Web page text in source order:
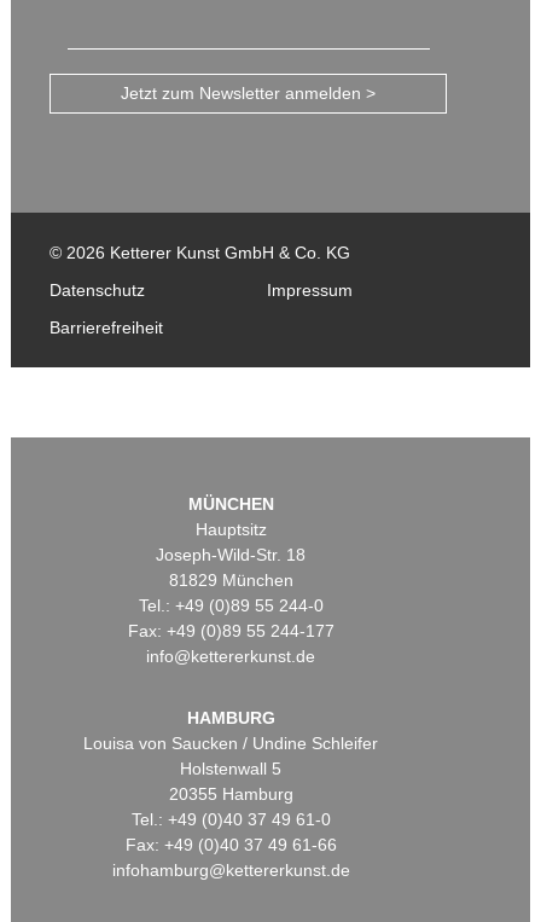
Jetzt zum Newsletter anmelden >
© 2026 Ketterer Kunst GmbH & Co. KG
Datenschutz
Impressum
Barrierefreiheit
MÜNCHEN
Hauptsitz
Joseph-Wild-Str. 18
81829 München
Tel.: +49 (0)89 55 244-0
Fax: +49 (0)89 55 244-177
info@kettererkunst.de
HAMBURG
Louisa von Saucken / Undine Schleifer
Holstenwall 5
20355 Hamburg
Tel.: +49 (0)40 37 49 61-0
Fax: +49 (0)40 37 49 61-66
infohamburg@kettererkunst.de